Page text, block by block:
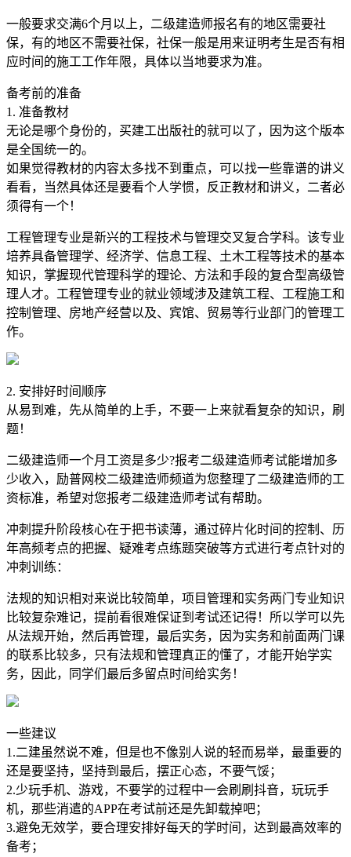
一般要求交满6个月以上，二级建造师报名有的地区需要社
保，有的地区不需要社保，社保一般是用来证明考生是否有相
应时间的施工工作年限，具体以当地要求为准。
备考前的准备
1. 准备教材
无论是哪个身份的，买建工出版社的就可以了，因为这个版本
是全国统一的。
如果觉得教材的内容太多找不到重点，可以找一些靠谱的讲义
看看，当然具体还是要看个人学惯，反正教材和讲义，二者必
须得有一个！
工程管理专业是新兴的工程技术与管理交叉复合学科。该专业
培养具备管理学、经济学、信息工程、土木工程等技术的基本
知识，掌握现代管理科学的理论、方法和手段的复合型高级管
理人才。工程管理专业的就业领域涉及建筑工程、工程施工和
控制管理、房地产经营以及、宾馆、贸易等行业部门的管理工
作。
2. 安排好时间顺序
从易到难，先从简单的上手，不要一上来就看复杂的知识，刷
题！
二级建造师一个月工资是多少?报考二级建造师考试能增加多
少收入，励普网校二级建造师频道为您整理了二级建造师的工
资标准，希望对您报考二级建造师考试有帮助。
冲刺提升阶段核心在于把书读薄，通过碎片化时间的控制、历
年高频考点的把握、疑难考点练题突破等方式进行考点针对的
冲刺训练：
法规的知识相对来说比较简单，项目管理和实务两门专业知识
比较复杂难记，提前看很难保证到考试还记得！所以学可以先
从法规开始，然后再管理，最后实务，因为实务和前面两门课
的联系比较多，只有法规和管理真正的懂了，才能开始学实
务，因此，同学们最后多留点时间给实务！
一些建议
1.二建虽然说不难，但是也不像别人说的轻而易举，最重要的
还是要坚持，坚持到最后，摆正心态，不要气馁；
2.少玩手机、游戏，不要学的过程中一会刷刷抖音，玩玩手
机，那些消遣的APP在考试前还是先卸载掉吧；
3.避免无效学，要合理安排好每天的学时间，达到最高效率的
备考；